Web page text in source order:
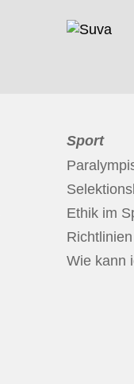
Sport
Ethik im
Richtlinien
Wie kann